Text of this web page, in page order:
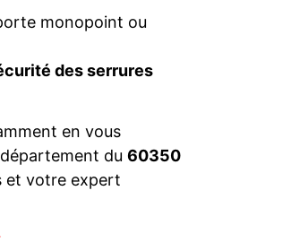
monopoint ou
des serrures
en vous
du 60350
et votre expert